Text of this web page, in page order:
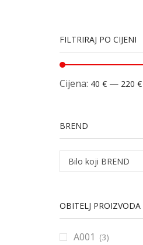
FILTRIRAJ PO CIJENI
Cijena: 40 € — 220 €
BREND
Bilo koji BREND
OBITELJ PROIZVODA
A001 (3)